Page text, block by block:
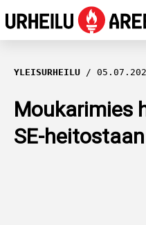
OLYMPIALAISET
MAASTOHIIHTO
AMPUMAHIIHTO
YLEISURHEILU
Moukarimies
SE-heitostaan